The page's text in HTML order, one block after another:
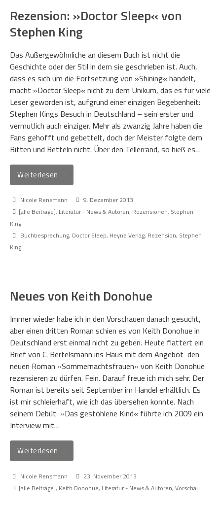
Rezension: »Doctor Sleep« von
Stephen King
Das Außergewöhnliche an diesem Buch ist nicht die
Geschichte oder der Stil in dem sie geschrieben ist. Auch,
dass es sich um die Fortsetzung von »Shining« handelt,
macht »Doctor Sleep« nicht zu dem Unikum, das es für viele
Leser geworden ist, aufgrund einer einzigen Begebenheit:
Stephen Kings Besuch in Deutschland – sein erster und
vermutlich auch einziger. Mehr als zwanzig Jahre haben die
Fans gehofft und gebettelt, doch der Meister folgte dem
Bitten und Betteln nicht. Über den Tellerrand, so hieß es…
Weiterlesen
Nicole Rensmann
9. Dezember 2013
[alle Beiträge], Literatur - News & Autoren, Rezensionen, Stephen
King
Buchbesprechung, Doctor Sleep, Heyne Verlag, Rezension, Stephen
King
Neues von Keith Donohue
Immer wieder habe ich in den Vorschauen danach gesucht,
aber einen dritten Roman schien es von Keith Donohue in
Deutschland erst einmal nicht zu geben. Heute flattert ein
Brief von C. Bertelsmann ins Haus mit dem Angebot den
neuen Roman »Sommernachtsfrauen« von Keith Donohue
rezensieren zu dürfen. Fein. Darauf freue ich mich sehr. Der
Roman ist bereits seit September im Handel erhältlich. Es
ist mir schleierhaft, wie ich das übersehen konnte. Nach
seinem Debüt »Das gestohlene Kind« führte ich 2009 ein
Interview mit…
Weiterlesen
Nicole Rensmann
23. November 2013
[alle Beiträge], Keith Donohue, Literatur - News & Autoren, Vorschau